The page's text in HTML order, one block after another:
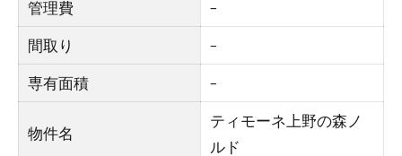
管理費 –
間取り –
専有面積 –
物件名
ティモーネ上野の森ノ
ルド